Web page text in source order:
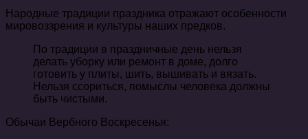
Народные традиции праздника отражают особенности
мировоззрения и культуры наших предков.
По традиции в праздничные день нельзя
делать уборку или ремонт в доме, долго
готовить у плиты, шить, вышивать и вязать.
Нельзя ссориться, помыслы человека должны
быть чистыми.
Обычаи Вербного Воскресенья: